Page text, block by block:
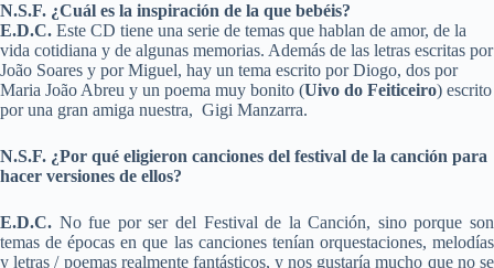
N.S.F. ¿Cuál es la inspiración de la que bebéis?
E.D.C. Este CD tiene una serie de temas que hablan de amor, de la
vida cotidiana y de algunas memorias. Además de las letras escritas por
João Soares y por Miguel, hay un tema escrito por Diogo, dos por
Maria João Abreu y un poema muy bonito (Uivo do Feiticeiro) escrito
por una gran amiga nuestra, Gigi Manzarra.
N.S.F. ¿Por qué eligieron canciones del festival de la canción para
hacer versiones de ellos?
E.D.C. No fue por ser del Festival de la Canción, sino porque son
temas de épocas en que las canciones tenían orquestaciones, melodías
y letras / poemas realmente fantásticos, y nos gustaría mucho que no se